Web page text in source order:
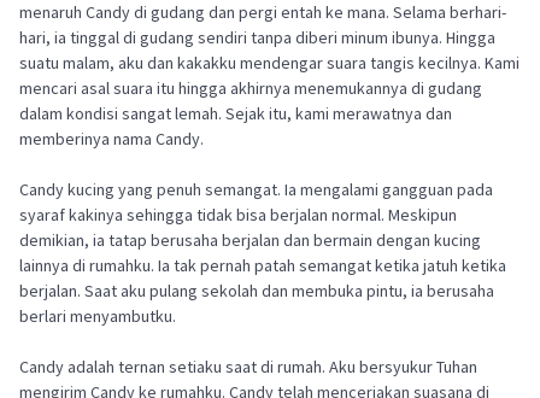
menaruh Candy di gudang dan pergi entah ke mana. Selama berhari-
hari, ia tinggal di gudang sendiri tanpa diberi minum ibunya. Hingga
suatu malam, aku dan kakakku mendengar suara tangis kecilnya. Kami
mencari asal suara itu hingga akhirnya menemukannya di gudang
dalam kondisi sangat lemah. Sejak itu, kami merawatnya dan
memberinya nama Candy.
Candy kucing yang penuh semangat. Ia mengalami gangguan pada
syaraf kakinya sehingga tidak bisa berjalan normal. Meskipun
demikian, ia tatap berusaha berjalan dan bermain dengan kucing
lainnya di rumahku. Ia tak pernah patah semangat ketika jatuh ketika
berjalan. Saat aku pulang sekolah dan membuka pintu, ia berusaha
berlari menyambutku.
Candy adalah ternan setiaku saat di rumah. Aku bersyukur Tuhan
mengirim Candy ke rumahku. Candy telah menceriakan suasana di